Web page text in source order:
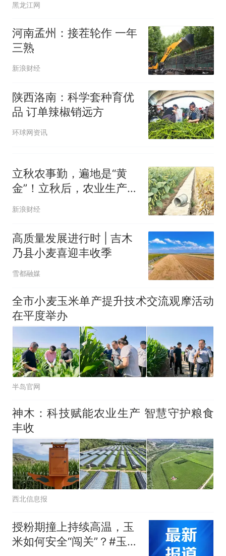
黑龙江网
河南孟州：接茬轮作 一年
三熟
新浪财经
陕西洛南：科学套种育优
品 订单辣椒销远方
环球网资讯
立秋农事勤，遍地是“黄
金”！立秋后，农业生产该
怎么做？
新浪财经
高质量发展进行时 | 吉木
乃县小麦喜迎丰收季
雪都融媒
全市小麦玉米单产提升技术交流观摩活动
在平度举办
半岛官网
神木：科技赋能农业生产 智慧守护粮食
丰收
西北信息报
授粉期撞上持续高温，玉
米如何安全“闯关”？#玉米